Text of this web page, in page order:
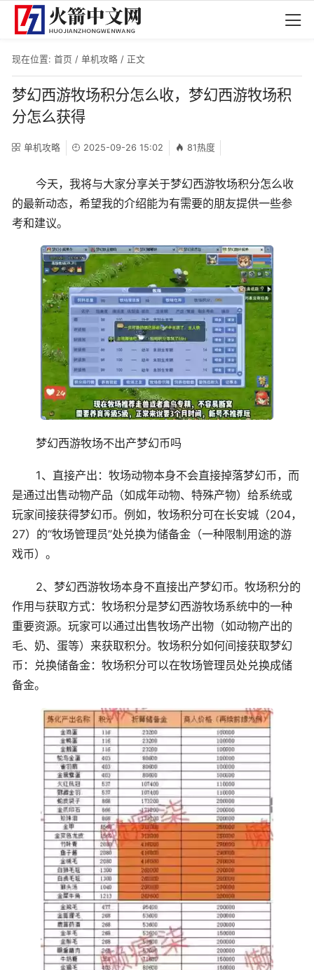
现在位置: 首页 / 单机攻略 / 正文
梦幻西游牧场积分怎么收，梦幻西游牧场积
分怎么获得
单机攻略 2025-09-26 15:02 81热度
今天，我将与大家分享关于梦幻西游牧场积分怎么收
的最新动态，希望我的介绍能为有需要的朋友提供一些参
考和建议。
梦幻西游牧场不出产梦幻币吗
1、直接产出：牧场动物本身不会直接掉落梦幻币，而
是通过出售动物产品（如成年动物、特殊产物）给系统或
玩家间接获得梦幻币。例如，牧场积分可在长安城（204，
27）的“牧场管理员”处兑换为储备金（一种限制用途的游
戏币）。
2、梦幻西游牧场本身不直接出产梦幻币。牧场积分的
作用与获取方式：牧场积分是梦幻西游牧场系统中的一种
重要资源。玩家可以通过出售牧场产出物（如动物产出的
毛、奶、蛋等）来获取积分。牧场积分如何间接获取梦幻
币：兑换储备金：牧场积分可以在牧场管理员处兑换成储
备金。